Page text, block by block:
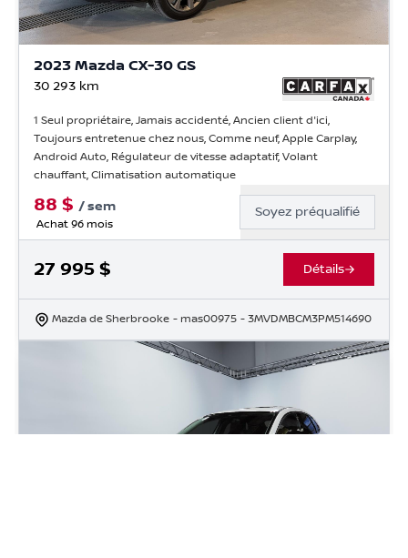
2023 Mazda CX-30 GS
30 293 km
1 Seul propriétaire, Jamais accidenté, Ancien client d'ici,
Toujours entretenue chez nous, Comme neuf, Apple Carplay,
Android Auto, Régulateur de vitesse adaptatif, Volant
chauffant, Climatisation automatique
88 $ /sem
Achat 96 mois
Soyez préqualifié
27 995 $ Détails
Mazda de Sherbrooke - mas00975 - 3MVDMBCM3PM514690